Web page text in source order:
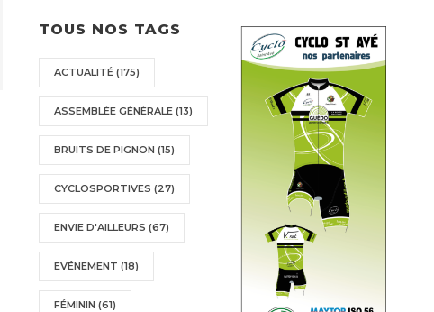
TOUS NOS TAGS
ACTUALITÉ (175)
ASSEMBLÉE GÉNÉRALE (13)
BRUITS DE PIGNON (15)
CYCLOSPORTIVES (27)
ENVIE D'AILLEURS (67)
EVÉNEMENT (18)
FÉMININ (61)